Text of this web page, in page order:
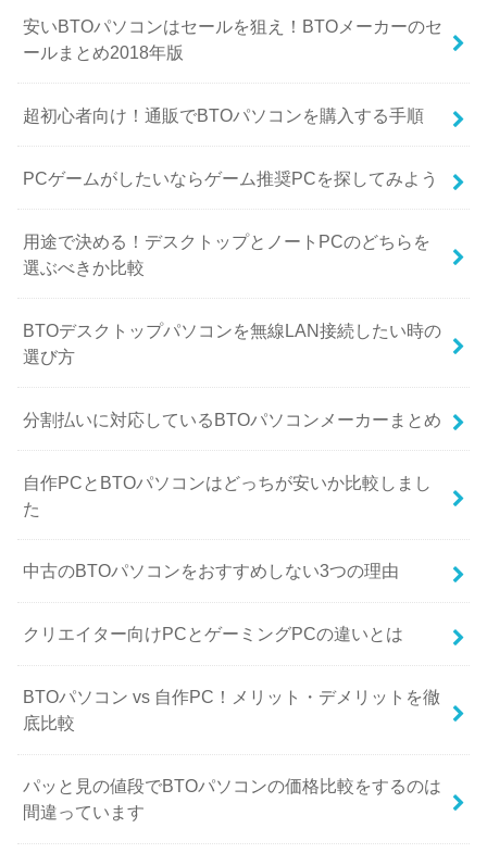
安いBTOパソコンはセールを狙え！BTOメーカーのセ
ールまとめ2018年版
超初心者向け！通販でBTOパソコンを購入する手順
PCゲームがしたいならゲーム推奨PCを探してみよう
用途で決める！デスクトップとノートPCのどちらを
選ぶべきか比較
BTOデスクトップパソコンを無線LAN接続したい時の
選び方
分割払いに対応しているBTOパソコンメーカーまとめ
自作PCとBTOパソコンはどっちが安いか比較しまし
た
中古のBTOパソコンをおすすめしない3つの理由
クリエイター向けPCとゲーミングPCの違いとは
BTOパソコン vs 自作PC！メリット・デメリットを徹
底比較
パッと見の値段でBTOパソコンの価格比較をするのは
間違っています